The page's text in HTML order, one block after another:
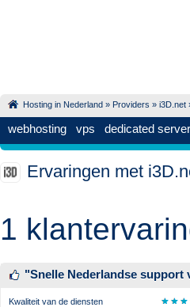
Hosting in Nederland » Providers » i3D.net
webhosting vps dedicated
Ervaringen met
1
"Snelle Nederlandse support
Kwaliteit van de diensten